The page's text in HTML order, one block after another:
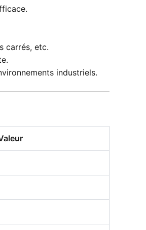
carrés, etc.
industriels.